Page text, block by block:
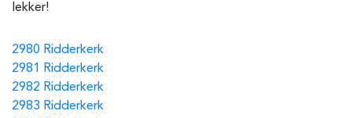
lekker!
2980 Ridderkerk
2981 Ridderkerk
2982 Ridderkerk
2983 Ridderkerk